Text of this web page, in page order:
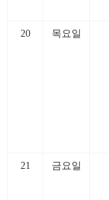
20 목요일
21 금요일